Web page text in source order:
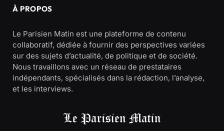
À PROPOS
Le Parisien Matin est une plateforme de contenu
collaboratif, dédiée à fournir des perspectives variées
sur des sujets d’actualité, de politique et de société.
Nous travaillons avec un réseau de prestataires
indépendants, spécialisés dans la rédaction, l’analyse,
et les interviews.